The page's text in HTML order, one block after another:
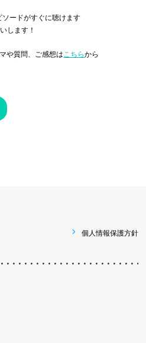
ードがすぐに聴けます
します！
や質問、ご感想はこちらから
個人情報保護方針